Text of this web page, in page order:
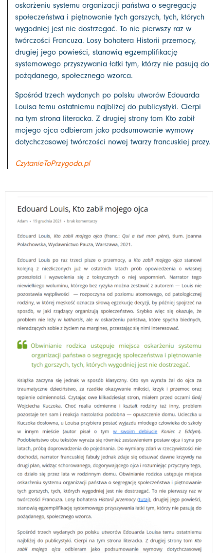
oskarżeniu systemu organizacji państwa o segregację
społeczeństwa i piętnowanie tych gorszych, tych, których
wygodniej jest nie dostrzegać. To nie pierwszy raz w
twórczości Francuza. Losy bohatera Historii przemocy,
drugiej jego powieści, stanowią egzemplifikację
systemowego przyszywania łatki tym, którzy nie pasują do
pożądanego, społecznego wzorca.
Spośród trzech wydanych po polsku utworów Edouarda
Louisa temu ostatniemu najbliżej do publicystyki. Cierpi
na tym strona literacka. Z drugiej strony tom Kto zabił
mojego ojca odbieram jako podsumowanie wymowy
dotychczasowej twórczości nowej twarzy francuskiej prozy.
CzytanieToPrzygoda.pl